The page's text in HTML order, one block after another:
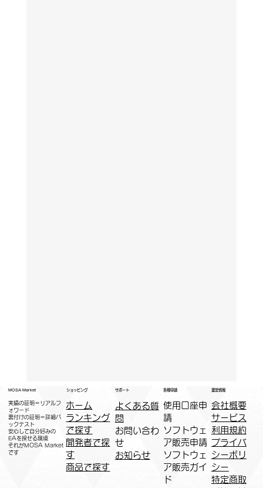
MOSA Market
実績の証明＝リアルフ
ォワード
裏付けの証明＝詳細バ
ックテスト
安心して自分好みの
EAを探せる環境
​それがMOSA Market
です
ショッピング
ホーム
ランキング
で探す
開発者で探
す
商品で探す
サポート
よくある質
問
お問い合わ
せ
お知らせ
各種申請
​使用口座申
請
ソフトウェ
ア販売申請
ソフトウェ
ア販売ガイ
ド
運営情報
会社概要
サービス
利用規約
プライバ
シーポリ
シー
特定商取